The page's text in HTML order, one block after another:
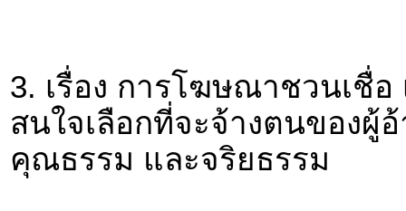
3. เรื่อง การโฆษณาชวนเชื่อ
สนใจเลือกที่จะจ้างตนของผู้
คุณธรรม และจริยธรรม